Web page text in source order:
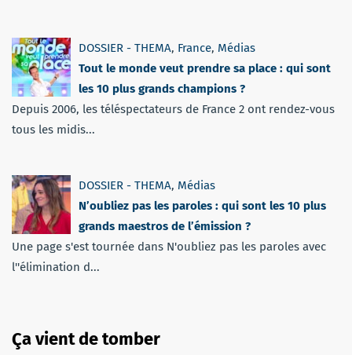
DOSSIER - THEMA, France, Médias
Tout le monde veut prendre sa place : qui sont
les 10 plus grands champions ?
Depuis 2006, les téléspectateurs de France 2 ont rendez-vous
tous les midis...
DOSSIER - THEMA, Médias
N’oubliez pas les paroles : qui sont les 10 plus
grands maestros de l’émission ?
Une page s'est tournée dans N'oubliez pas les paroles avec
l''élimination d...
Ça vient de tomber